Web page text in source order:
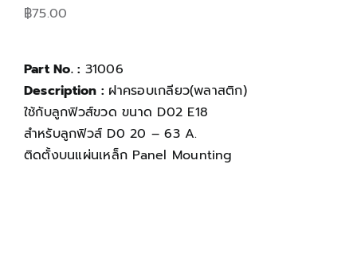
฿75.00
Part No. : 31006
Description : ฝาครอบเกลียว(พลาสติก)
ใช้กับลูกฟิวส์ขวด ขนาด D02 E18
สำหรับลูกฟิวส์ D0 20 – 63 A.
ติดตั้งบนแผ่นเหล็ก Panel Mounting